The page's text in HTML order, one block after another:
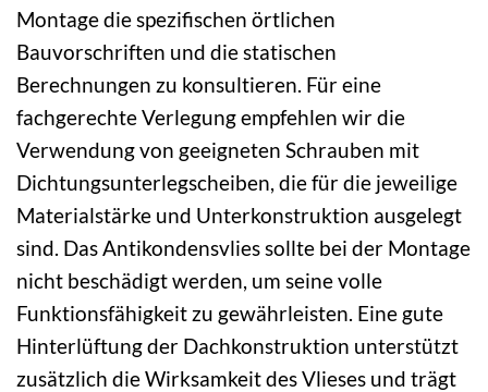
Montage die spezifischen örtlichen
Bauvorschriften und die statischen
Berechnungen zu konsultieren. Für eine
fachgerechte Verlegung empfehlen wir die
Verwendung von geeigneten Schrauben mit
Dichtungsunterlegscheiben, die für die jeweilige
Materialstärke und Unterkonstruktion ausgelegt
sind. Das Antikondensvlies sollte bei der Montage
nicht beschädigt werden, um seine volle
Funktionsfähigkeit zu gewährleisten. Eine gute
Hinterlüftung der Dachkonstruktion unterstützt
zusätzlich die Wirksamkeit des Vlieses und trägt